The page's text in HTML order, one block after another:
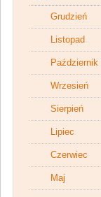
Grudzień
Listopad
Październik
Wrzesień
Sierpień
Lipiec
Czerwiec
Maj